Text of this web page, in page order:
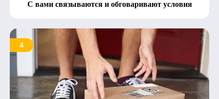
С вами связываются и обговаривают условия
4